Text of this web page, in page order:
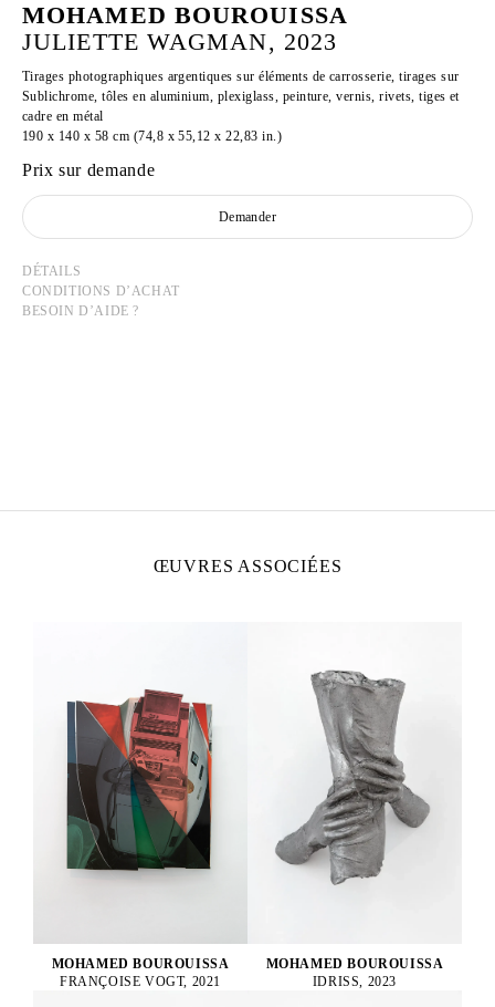
MOHAMED BOUROUISSA
JULIETTE WAGMAN, 2023
Tirages photographiques argentiques sur éléments de carrosserie, tirages sur
Sublichrome, tôles en aluminium, plexiglass, peinture, vernis, rivets, tiges et
cadre en métal
190 x 140 x 58 cm (74,8 x 55,12 x 22,83 in.)
Prix sur demande
Demander
DÉTAILS
CONDITIONS D’ACHAT
BESOIN D’AIDE ?
ŒUVRES ASSOCIÉES
MOHAMED BOUROUISSA
FRANÇOISE VOGT, 2021
MOHAMED BOUROUISSA
IDRISS, 2023